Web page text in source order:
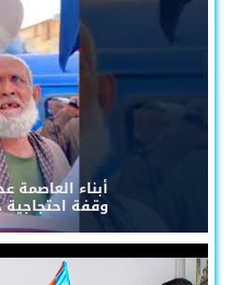
أبناء
وقفة